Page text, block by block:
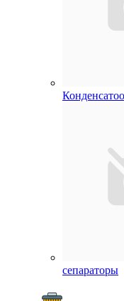
сепараторы